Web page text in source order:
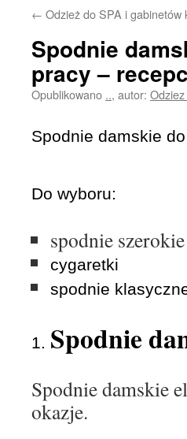
← Odzież do SPA i gabinetów
Spodnie
pracy –
Opublikowano .., autor:
Spodnie damskie
Do wyboru:
spodnie szerokie
cygaretki
spodnie
1. Spodnie
Spodnie damskie
okazje.